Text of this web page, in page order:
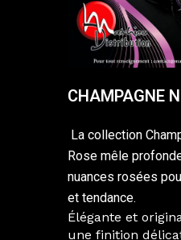
CHAMPAGNE
La collection
Rose mêle
nuances rosées
et tendance.
Élégante et
une finition